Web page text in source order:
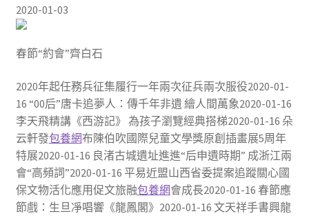
2020-01-03
春節“約會”齊白石
2020年起任務兵征集履行一年兩次征兵兩次服役2020-01-
16 “00后”唐卡追夢人：傳千年非遺 繪人間萬象2020-01-16
李天飛精講《西游記》 為孩子瀏覽經典搭梯2020-01-16 朵
云軒發包養網布陳伯吹國際兒童文學獎原創插畫展5周年
特展2020-01-16 良渚古城遺址進進“后申遺時期” 成浙江兩
會“高頻詞”2020-01-16 平易近盟山西省委提案追蹤關心國
保文物活化應用促文旅融包養網會成長2020-01-16 春節應
節戲：生旦凈唱響《龍鳳閣》2020-01-16 文天祥手書興龍